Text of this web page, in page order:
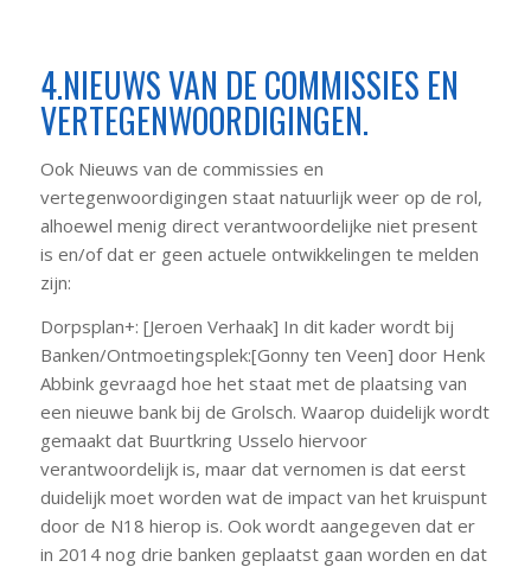
4.NIEUWS VAN DE COMMISSIES EN
VERTEGENWOORDIGINGEN.
Ook Nieuws van de commissies en
vertegenwoordigingen staat natuurlijk weer op de rol,
alhoewel menig direct verantwoordelijke niet present
is en/of dat er geen actuele ontwikkelingen te melden
zijn:
Dorpsplan+: [Jeroen Verhaak] In dit kader wordt bij
Banken/Ontmoetingsplek:[Gonny ten Veen] door Henk
Abbink gevraagd hoe het staat met de plaatsing van
een nieuwe bank bij de Grolsch. Waarop duidelijk wordt
gemaakt dat Buurtkring Usselo hiervoor
verantwoordelijk is, maar dat vernomen is dat eerst
duidelijk moet worden wat de impact van het kruispunt
door de N18 hierop is. Ook wordt aangegeven dat er
in 2014 nog drie banken geplaatst gaan worden en dat